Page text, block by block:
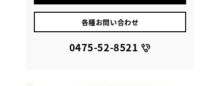
各種お問い合わせ
0475-52-8521